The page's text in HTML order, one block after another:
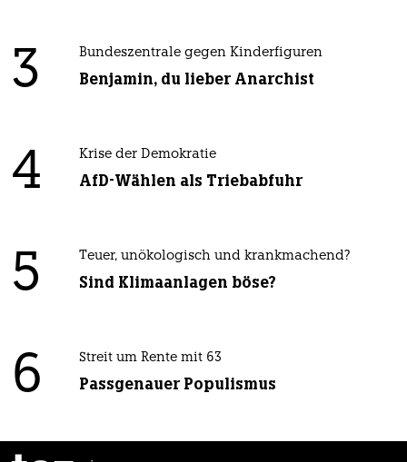
3 Bundeszentrale gegen Kinderfiguren
Benjamin, du lieber Anarchist
4 Krise der Demokratie
AfD-Wählen als Triebabfuhr
5 Teuer, unökologisch und krankmachend?
Sind Klimaanlagen böse?
6 Streit um Rente mit 63
Passgenauer Populismus